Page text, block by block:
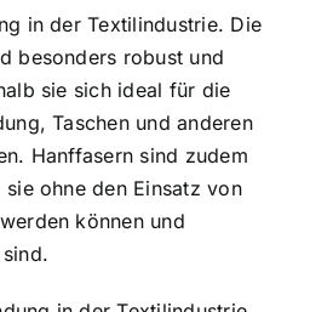
in der Textilindustrie. Die
besonders robust und
sie sich ideal für die
Taschen und anderen
Hanffasern sind zudem
ohne den Einsatz von
können und